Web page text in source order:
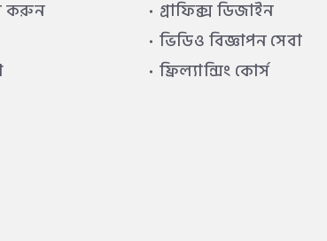
করুন
গ্রাফিক্স ডিজাইন
ভিডিও বিজ্ঞাপন সেবা
ফ্রিল্যান্সিং কোর্স